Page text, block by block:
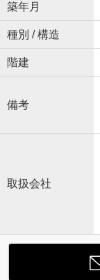
築年月
種別 / 構造
階建
備考
取扱会社